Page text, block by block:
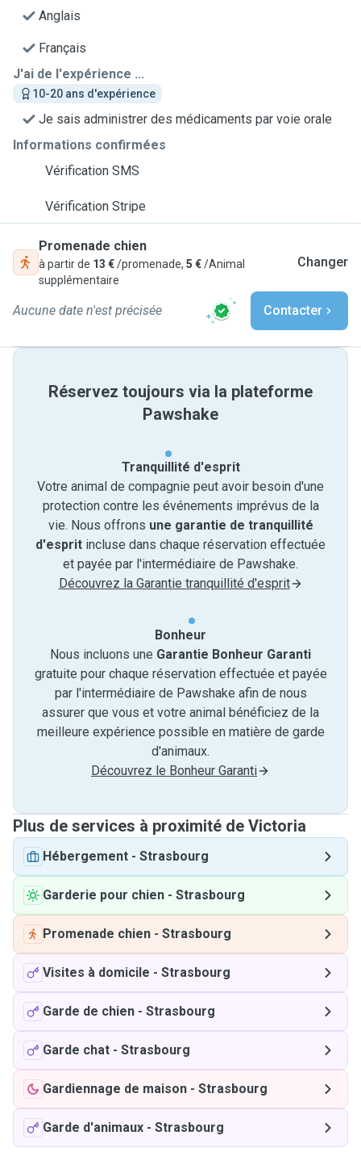
Anglais
Français
J'ai de l'expérience ...
10-20 ans d'expérience
Je sais administrer des médicaments par voie orale
Informations confirmées
Vérification SMS
Vérification Stripe
Promenade chien
à partir de 13 €/promenade, 5 €/Animal
supplémentaire
Changer
Aucune date n'est précisée Contacter
Réservez toujours via la plateforme
Pawshake
Tranquillité d'esprit
Votre animal de compagnie peut avoir besoin d'une
protection contre les événements imprévus de la
vie. Nous offrons une garantie de tranquillité
d'esprit incluse dans chaque réservation effectuée
et payée par l'intermédiaire de Pawshake.
Découvrez la Garantie tranquillité d'esprit
Bonheur
Nous incluons une Garantie Bonheur Garanti
gratuite pour chaque réservation effectuée et payée
par l'intermédiaire de Pawshake afin de nous
assurer que vous et votre animal bénéficiez de la
meilleure expérience possible en matière de garde
d'animaux.
Découvrez le Bonheur Garanti
Plus de services à proximité de Victoria
Hébergement - Strasbourg
Garderie pour chien - Strasbourg
Promenade chien - Strasbourg
Visites à domicile - Strasbourg
Garde de chien - Strasbourg
Garde chat - Strasbourg
Gardiennage de maison - Strasbourg
Garde d'animaux - Strasbourg